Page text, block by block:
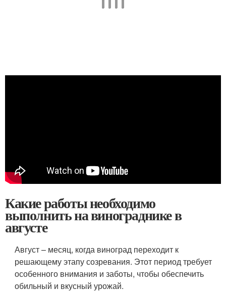
Какие работы необходимо
выполнить на винограднике в
августе
Август – месяц, когда виноград переходит к
решающему этапу созревания. Этот период требует
особенного внимания и заботы, чтобы обеспечить
обильный и вкусный урожай.